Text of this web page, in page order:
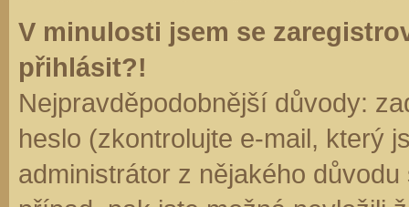
V minulosti jsem se
přihlásit?!
Nejpravděpodobnější důvody:
heslo (zkontrolujte e-mail, který
administrátor z nějakého